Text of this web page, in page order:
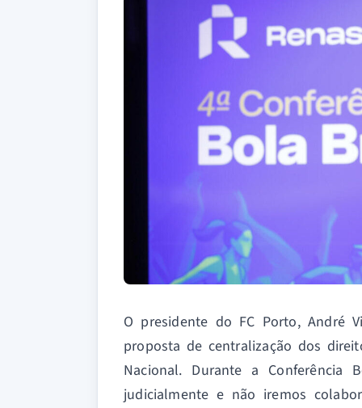
O presidente do FC Porto, André
proposta de centralização dos
Nacional. Durante a Conferência
judicialmente e não iremos